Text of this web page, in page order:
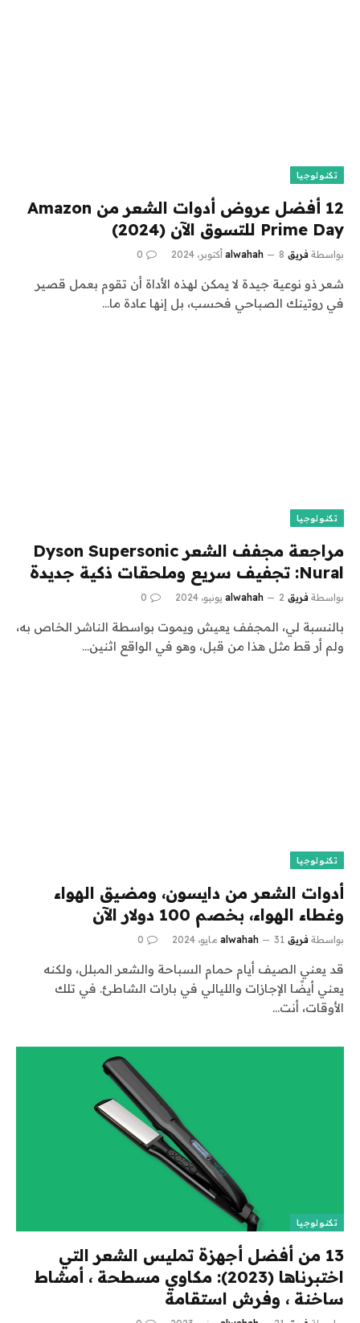
تكنولوجيا
12 أفضل عروض أدوات الشعر من Amazon
Prime Day للتسوق الآن (2024)
بواسطة فريق alwahah 8 أكتوبر، 2024 0
شعر ذو نوعية جيدة لا يمكن لهذه الأداة أن تقوم بعمل قصير
في روتينك الصباحي فحسب، بل إنها عادة ما…
تكنولوجيا
مراجعة مجفف الشعر Dyson Supersonic
Nural: تجفيف سريع وملحقات ذكية جديدة
بواسطة فريق alwahah 2 يونيو، 2024 0
بالنسبة لي، المجفف يعيش ويموت بواسطة الناشر الخاص به،
ولم أر قط مثل هذا من قبل، وهو في الواقع اثنين…
تكنولوجيا
أدوات الشعر من دايسون، ومضيق الهواء
وغطاء الهواء، بخصم 100 دولار الآن
بواسطة فريق alwahah 31 مايو، 2024 0
قد يعني الصيف أيام حمام السباحة والشعر المبلل، ولكنه
يعني أيضًا الإجازات والليالي في بارات الشاطئ. في تلك
الأوقات، أنت…
تكنولوجيا
13 من أفضل أجهزة تمليس الشعر التي
اختبرناها (2023): مكاوي مسطحة ، أمشاط
ساخنة ، وفرش استقامة